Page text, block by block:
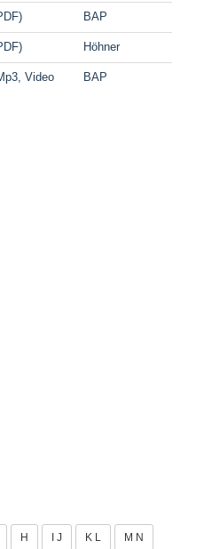
BAP
Höhner
Video BAP
H I J K L M N